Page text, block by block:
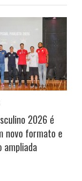
2026 é
novo formato e
ampliada